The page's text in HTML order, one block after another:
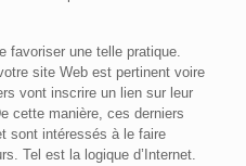
favoriser une telle pratique.
site Web est pertinent voire
vont inscrire un lien sur leur
cette manière, ces derniers
sont intéressés à le faire
Tel est la logique d’Internet.